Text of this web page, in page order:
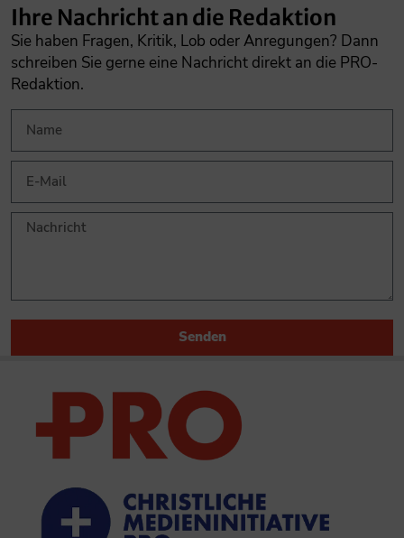
Ihre Nachricht an die Redaktion
Sie haben Fragen, Kritik, Lob oder Anregungen? Dann
schreiben Sie gerne eine Nachricht direkt an die PRO-
Redaktion.
Senden